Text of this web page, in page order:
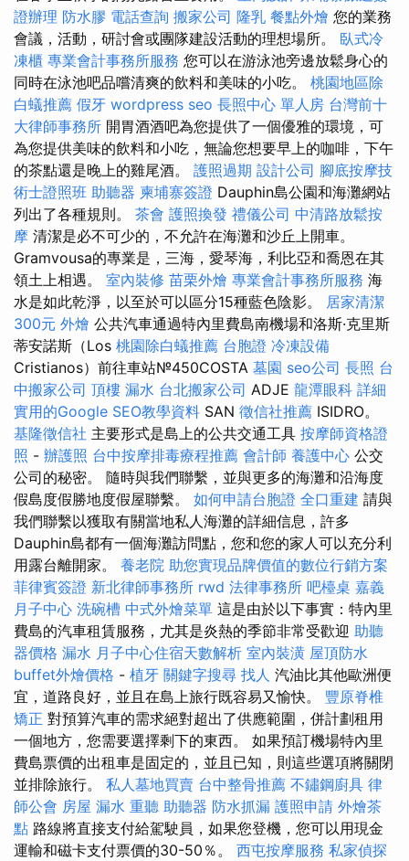
證辦理 防水膠 電話查詢 搬家公司 隆乳 餐點外燴 您的業​​務
會議，活動，研討會或團隊建設活動的理想場所。 臥式冷
凍櫃 專業會計事務所服務 您可以在游泳池旁邊放鬆身心的
同時在泳池吧品嚐清爽的飲料和美味的小吃。 桃園地區除
白蟻推薦 假牙 wordpress seo 長照中心 單人房 台灣前十
大律師事務所 開胃酒酒吧為您提供了一個優雅的環境，可
為您提供美味的飲料和小吃，無論您想要早上的咖啡，下午
的茶點還是晚上的雞尾酒。 護照過期 設計公司 腳底按摩技
術士證照班 助聽器 柬埔寨簽證 Dauphin島公園和海灘網站
列出了各種規則。 茶會 護照換發 禮儀公司 中清路放鬆按
摩 清潔是必不可少的，不允許在海灘和沙丘上開車。
Gramvousa的專業是，三海，愛琴海，利比亞和喬恩在其
領土上相遇。 室內裝修 苗栗外燴 專業會計事務所服務 海
水是如此乾淨，以至於可以區分15種藍色陰影。 居家清潔
300元 外燴 公共汽車通過特內里費島南機場和洛斯·克里斯
蒂安諾斯（Los 桃園除白蟻推薦 台胞證 冷凍設備
Cristianos）前往車站№45​​0COSTA 墓園 seo公司 長照 台
中搬家公司 頂樓 漏水 台北搬家公司 ADJE 龍潭眼科 詳細
實用的Google SEO教學資料 SAN 徵信社推薦 ISIDRO。
基隆徵信社 主要形式是島上的公共交通工具 按摩師資格證
照 - 辦護照 台中按摩排毒療程推薦 會計師 養護中心 公交
公司的秘密。 隨時與我們聯繫，並與更多的海灘和沿海度
假島度假勝地度假屋聯繫。 如何申請台胞證 全口重建 請與
我們聯繫以獲取有關當地私人海灘的詳細信息，許多
Dauphin島都有一個海灘訪問點，您和您的家人可以充分利
用露台離開家。 養老院 助您實現品牌價值的數位行銷方案
菲律賓簽證 新北律師事務所 rwd 法律事務所 吧檯桌 嘉義
月子中心 洗碗槽 中式外燴菜單 這是由於以下事實：特內里
費島的汽車租賃服務，尤其是炎熱的季節非常受歡迎 助聽
器價格 漏水 月子中心住宿天數解析 室內裝潢 屋頂防水
buffet外燴價格 - 植牙 關鍵字搜尋 找人 汽油比其他歐洲便
宜，道路良好，並且在島上旅行既容易又愉快。 豐原脊椎
矯正 對預算汽車的需求絕對超出了供應範圍，併計劃租用
一個地方，您需要選擇剩下的東西。 如果預訂機場特內里
費島票價的出租車是固定的，並且已知，則這些選項將關閉
並排除旅行。 私人墓地買賣 台中整骨推薦 不鏽鋼廚具 律
師公會 房屋 漏水 重聽 助聽器 防水抓漏 護照申請 外燴茶
點 路線將直接支付給駕駛員，如果您登機，您可以用現金
運輸和磁卡支付票價的30-50％。 西屯按摩服務 私家偵探